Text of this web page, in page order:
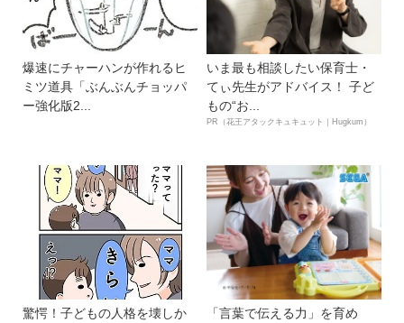
爆速にチャーハンが作れるヒ
ミツ道具「ぶんぶんチョッパ
ー強化版2...
いま最も相談したい保育士・
てぃ先生がアドバイス！ 子ど
もの“お...
PR（花王アタックキュキュット｜Hugkum）
驚愕！子どもの人格を壊しか
「言葉で伝える力」を育め